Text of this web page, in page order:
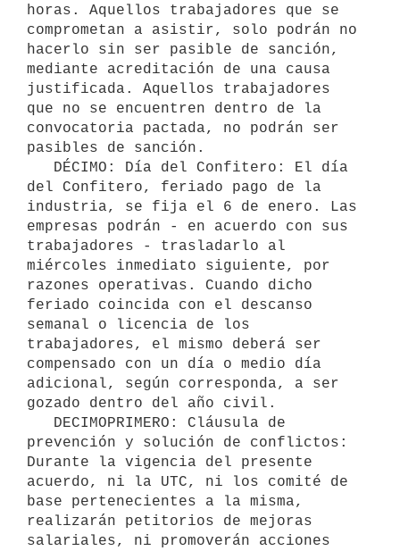
horas. Aquellos trabajadores que se
comprometan a asistir, solo podrán no
hacerlo sin ser pasible de sanción,
mediante acreditación de una causa
justificada. Aquellos trabajadores
que no se encuentren dentro de la
convocatoria pactada, no podrán ser
pasibles de sanción.
del Confitero, feriado pago de la
industria, se fija el 6 de enero. Las
empresas podrán - en acuerdo con sus
trabajadores - trasladarlo al
miércoles inmediato siguiente, por
razones operativas. Cuando dicho
feriado coincida con el descanso
semanal o licencia de los
trabajadores, el mismo deberá ser
compensado con un día o medio día
adicional, según corresponda, a ser
gozado dentro del año civil.
prevención y solución de conflictos:
Durante la vigencia del presente
acuerdo, ni la UTC, ni los comité de
base pertenecientes a la misma,
realizarán petitorios de mejoras
salariales, ni promoverán acciones